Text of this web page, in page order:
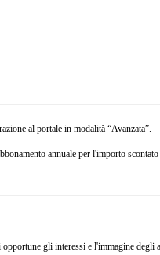
al portale in modalità “Avanzata”.
annuale per l'importo
gli interessi e l'immagine